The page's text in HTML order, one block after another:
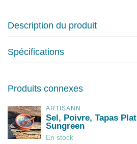
Description du produit
Spécifications
Produits connexes
ARTISANN
Sel, Poivre, Tapas Plat
Sungreen
En stock